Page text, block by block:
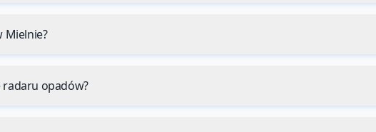
Mielnie?
radaru opadów?